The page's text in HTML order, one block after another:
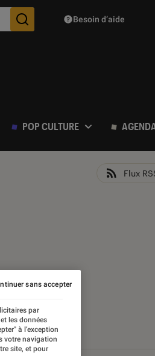
Des suggestions de produits
Besoin d’aide
POP CULTURE
Flux
par
les données
à l’exception
votre navigation
site, et pour
sans accepter